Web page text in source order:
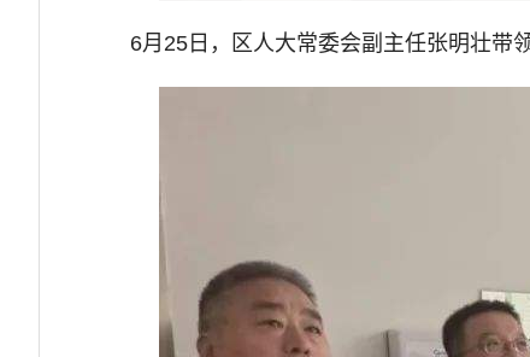
6月25日，区人大常委会副主任张明壮带领